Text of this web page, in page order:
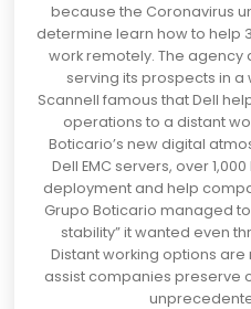
because the Coronavirus
determine learn how to help
work remotely. The
serving its prospects in
Scannell famous that Dell
operations to a distant
Boticario’s new digital
Dell EMC servers, over
deployment and help
Grupo Boticario managed
stability” it wanted even
Distant working options are
assist companies preserve